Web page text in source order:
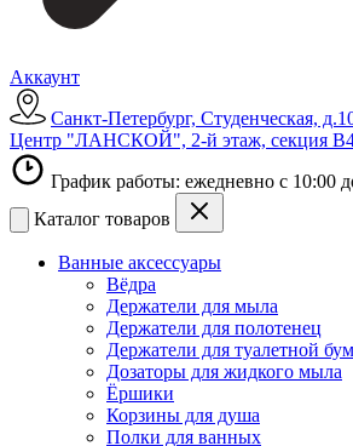
Аккаунт
Санкт-Петербург, Студенческая,
Центр "ЛАНСКОЙ", 2-й этаж, секция
График работы: ежедневно с 10:00
Каталог товаров
Ванные аксессуары
Вёдра
Держатели для мыла
Держатели для полотенец
Держатели для туалетной
Дозаторы для жидкого мыла
Ёршики
Корзины для душа
Полки для ванных